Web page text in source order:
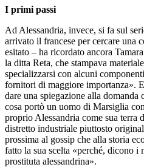
I primi passi
Ad Alessandria, invece, si fa sul
arrivato il francese per cercare una
esitato – ha ricordato ancora
la ditta Reta, che stampava
specializzarsi con alcuni
fornitori di maggiore importanza».
dare una spiegazione alla domanda
cosa portò un uomo di Marsiglia
proprio Alessandria come sua terra
distretto industriale piuttosto
prossima al gossip che alla storia
fatto la sua scelta «perché, dicono
prostituta alessandrina».